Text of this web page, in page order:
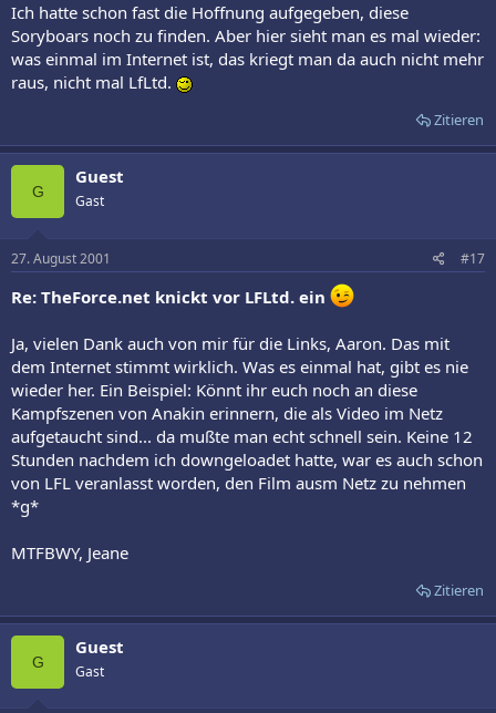
Ich hatte schon fast die Hoffnung aufgegeben, diese
Soryboars noch zu finden. Aber hier sieht man es mal wieder:
was einmal im Internet ist, das kriegt man da auch nicht mehr
raus, nicht mal LfLtd.
Zitieren
G
Guest
Gast
27. August 2001 #17
Re: TheForce.net knickt vor LFLtd. ein
Ja, vielen Dank auch von mir für die Links, Aaron. Das mit
dem Internet stimmt wirklich. Was es einmal hat, gibt es nie
wieder her. Ein Beispiel: Könnt ihr euch noch an diese
Kampfszenen von Anakin erinnern, die als Video im Netz
aufgetaucht sind... da mußte man echt schnell sein. Keine 12
Stunden nachdem ich downgeloadet hatte, war es auch schon
von LFL veranlasst worden, den Film ausm Netz zu nehmen
*g*
MTFBWY, Jeane
Zitieren
G
Guest
Gast